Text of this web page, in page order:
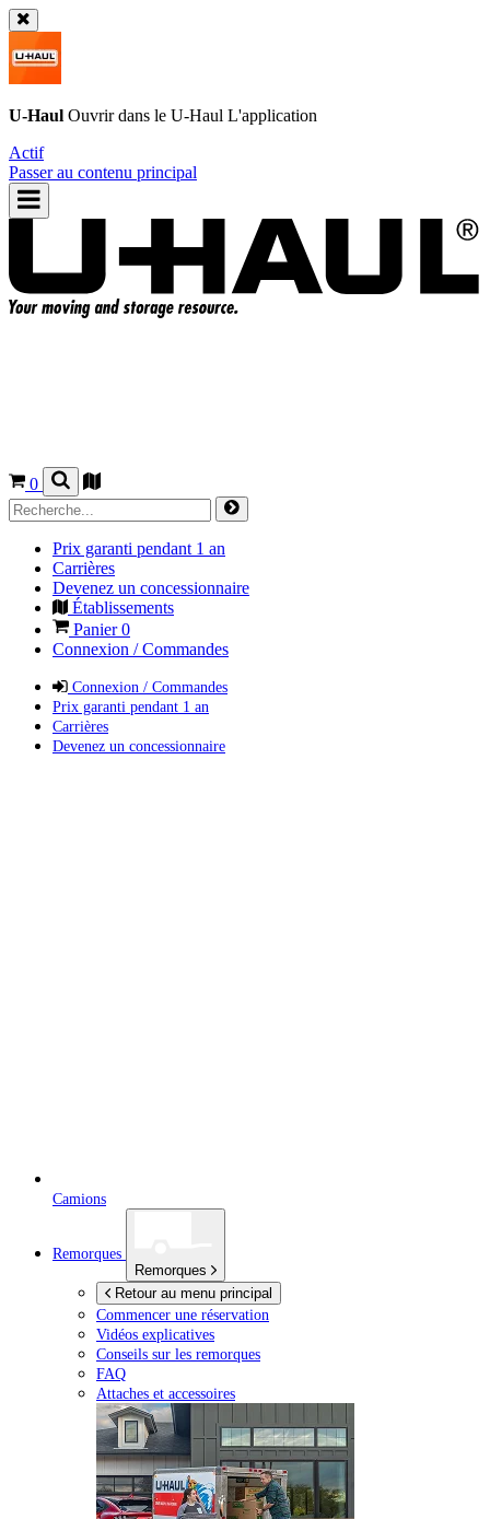
U-Haul Ouvrir dans le U-Haul L'application
Actif
Passer au contenu principal
0
Prix garanti pendant 1 an
Carrières
Devenez un concessionnaire
Établissements
Panier0
Connexion / Commandes
Connexion / Commandes
Prix garanti pendant 1 an
Carrières
Devenez un concessionnaire
Camions
Remorques
Remorques
Retour au menu principal
Commencer une réservation
Vidéos explicatives
Conseils sur les remorques
FAQ
Attaches et accessoires